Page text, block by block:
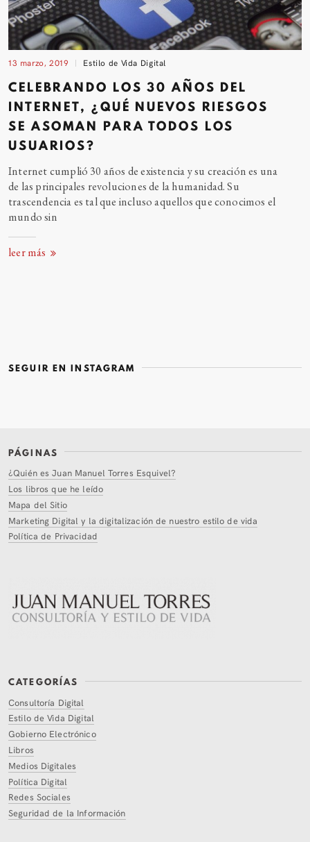
13 marzo, 2019 Estilo de Vida Digital
CELEBRANDO LOS 30 AÑOS DEL
INTERNET, ¿QUÉ NUEVOS RIESGOS
SE ASOMAN PARA TODOS LOS
USUARIOS?
Internet cumplió 30 años de existencia y su creación es una
de las principales revoluciones de la humanidad. Su
trascendencia es tal que incluso aquellos que conocimos el
mundosin
leer más
SEGUIR EN INSTAGRAM
PÁGINAS
¿Quién es Juan Manuel Torres Esquivel?
Los libros que he leído
Mapa del Sitio
Marketing Digital y la digitalización de nuestro estilo de vida
Política de Privacidad
CATEGORÍAS
Consultoría Digital
Estilo de Vida Digital
Gobierno Electrónico
Libros
Medios Digitales
Política Digital
Redes Sociales
Seguridad de la Información